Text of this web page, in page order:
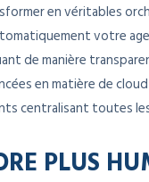
en véritables
votre
de manière
en matière de
centralisant toutes
PLUS